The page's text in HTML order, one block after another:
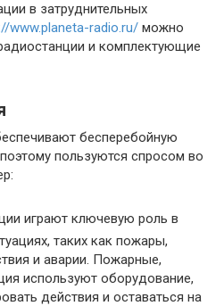
в затруднительных
www.planeta-radio.ru/ можно
и комплектующие
бесперебойную
пользуются спросом во
играют ключевую роль в
таких как пожары,
и аварии. Пожарные,
используют оборудование,
действия и оставаться на